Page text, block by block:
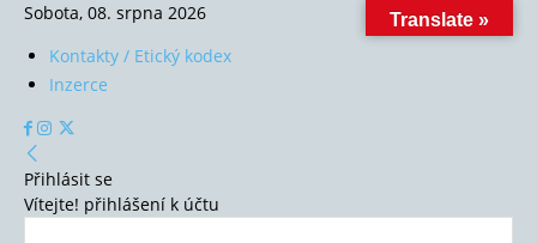
Sobota, 08. srpna 2026
Kontakty / Etický kodex
Inzerce
Přihlásit se
Vítejte! přihlášení k účtu
Translate »